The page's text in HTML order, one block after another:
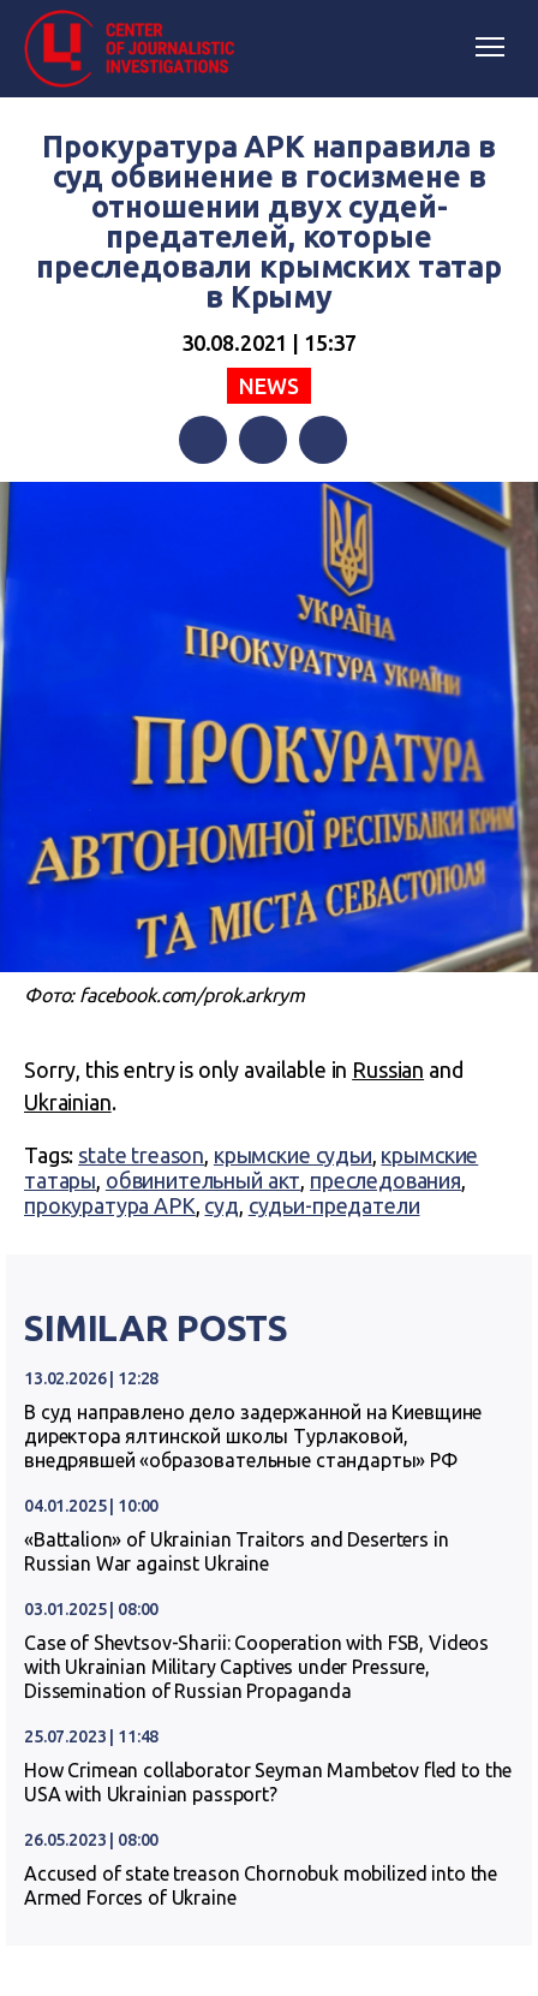
Прокуратура АРК направила в
суд обвинение в госизмене в
отношении двух судей-
предателей, которые
преследовали крымских татар
в Крыму
30.08.2021 | 15:37
NEWS
FacebookTwitterTelegram
Фото: facebook.com/prok.arkrym
Sorry, this entry is only available in Russian and
Ukrainian.
Tags: state treason, крымские судьи, крымские
татары, обвинительный акт, преследования,
прокуратура АРК, суд, судьи-предатели
SIMILAR POSTS
13.02.2026 | 12:28
В суд направлено дело задержанной на Киевщине
директора ялтинской школы Турлаковой,
внедрявшей «образовательные стандарты» РФ
04.01.2025 | 10:00
«Battalion» of Ukrainian Traitors and Deserters in
Russian War against Ukraine
03.01.2025 | 08:00
Case of Shevtsov-Sharii: Cooperation with FSB, Videos
with Ukrainian Military Captives under Pressure,
Dissemination of Russian Propaganda
25.07.2023 | 11:48
How Crimean collaborator Seyman Mambetov fled to the
USA with Ukrainian passport?
26.05.2023 | 08:00
Accused of state treason Chornobuk mobilized into the
Armed Forces of Ukraine